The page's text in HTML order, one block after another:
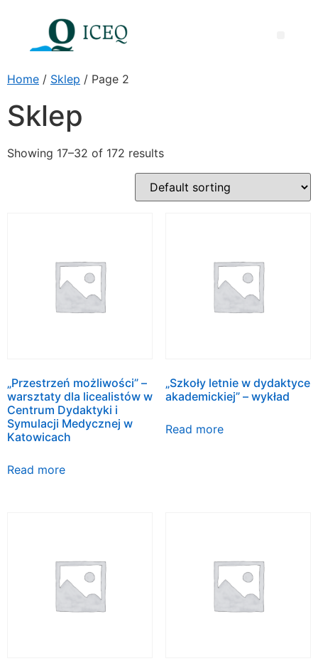
Home / Sklep / Page 2
Sklep
Showing 17–32 of 172 results
„Przestrzeń możliwości” –
warsztaty dla licealistów w
Centrum Dydaktyki i
Symulacji Medycznej w
Katowicach
Read more
„Szkoły letnie w dydaktyce
akademickiej” – wykład
Read more